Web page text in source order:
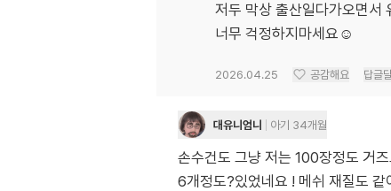
저두 막상 출산일다가오면서
너무 걱정하지마세요☺️
2026.04.25 공감해요 답글
대유니엄니 아기 34개월
손수건도 그냥 저는 100장정도 거
6개정도?있었네요 ! 메쉬 재질도